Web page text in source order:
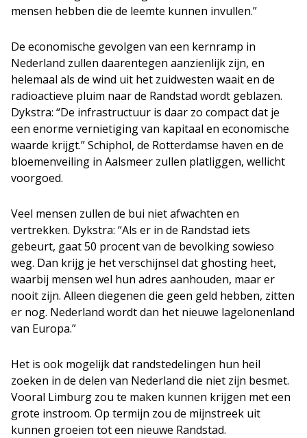
mensen hebben die de leemte kunnen invullen.”
De economische gevolgen van een kernramp in
Nederland zullen daarentegen aanzienlijk zijn, en
helemaal als de wind uit het zuidwesten waait en de
radioactieve pluim naar de Randstad wordt geblazen.
Dykstra: “De infrastructuur is daar zo compact dat je
een enorme vernietiging van kapitaal en economische
waarde krijgt.” Schiphol, de Rotterdamse haven en de
bloemenveiling in Aalsmeer zullen platliggen, wellicht
voorgoed.
Veel mensen zullen de bui niet afwachten en
vertrekken. Dykstra: “Als er in de Randstad iets
gebeurt, gaat 50 procent van de bevolking sowieso
weg. Dan krijg je het verschijnsel dat ghosting heet,
waarbij mensen wel hun adres aanhouden, maar er
nooit zijn. Alleen diegenen die geen geld hebben, zitten
er nog. Nederland wordt dan het nieuwe lagelonenland
van Europa.”
Het is ook mogelijk dat randstedelingen hun heil
zoeken in de delen van Nederland die niet zijn besmet.
Vooral Limburg zou te maken kunnen krijgen met een
grote instroom. Op termijn zou de mijnstreek uit
kunnen groeien tot een nieuwe Randstad.